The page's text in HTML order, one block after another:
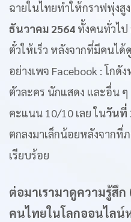
ฉายในไทยทำให้กราฟพุ่งสู
ธันวาคม 2564 ทั้งคนทั่วไป
ตั๋วให้เร็ว หลังจากที่มีคนได้
อย่างเพจ Facebook : โก
ตัวละคร นักแสดง และอื่น
คะแนน 10/10 เลย ในวันที่
ตกลงมาเล็กน้อยหลังจากที่
เรียบร้อย
ต่อมาเรามาดูความรู้สึ
คนไทยในโลกออนไลน์